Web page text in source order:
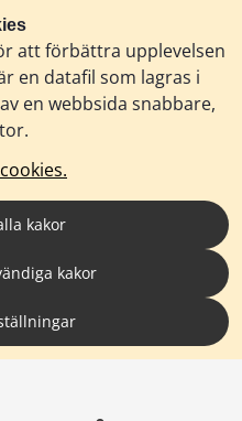
att förbättra upplevelsen
en datafil som lagras i
en webbsida snabbare,
kakor
kakor